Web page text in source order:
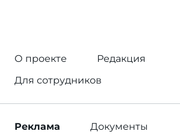
О проекте
Редакция
Для сотрудников
Реклама Документы